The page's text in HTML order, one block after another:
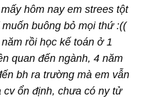
hôm nay em strees tột
buông bỏ mọi thứ :((
rồi học kế toán ở 1
quan đến ngành, 4 năm
bh ra trường mà em vẫn
ổn định, chưa có ny tử